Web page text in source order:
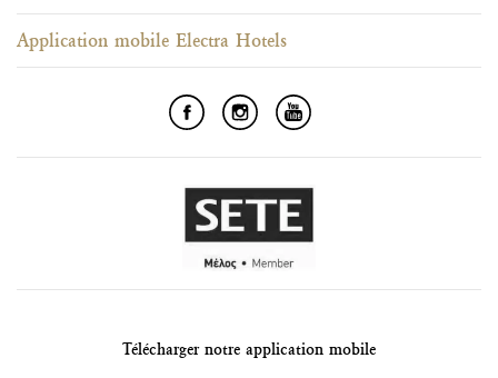
Application mobile Electra Hotels
Télécharger notre application mobile